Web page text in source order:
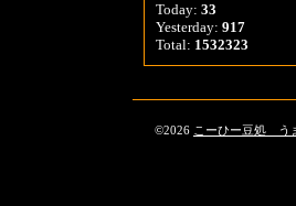
Today: 33
Yesterday: 917
Total: 1532323
©2026 こーひー豆処 う